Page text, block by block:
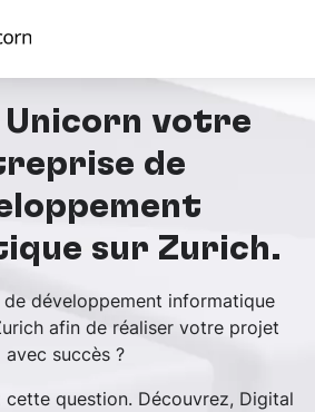
Unicorn votre
de
sur Zurich.
de développement informatique
afin de réaliser votre projet
avec succès ?
cette question. Découvrez, Digital